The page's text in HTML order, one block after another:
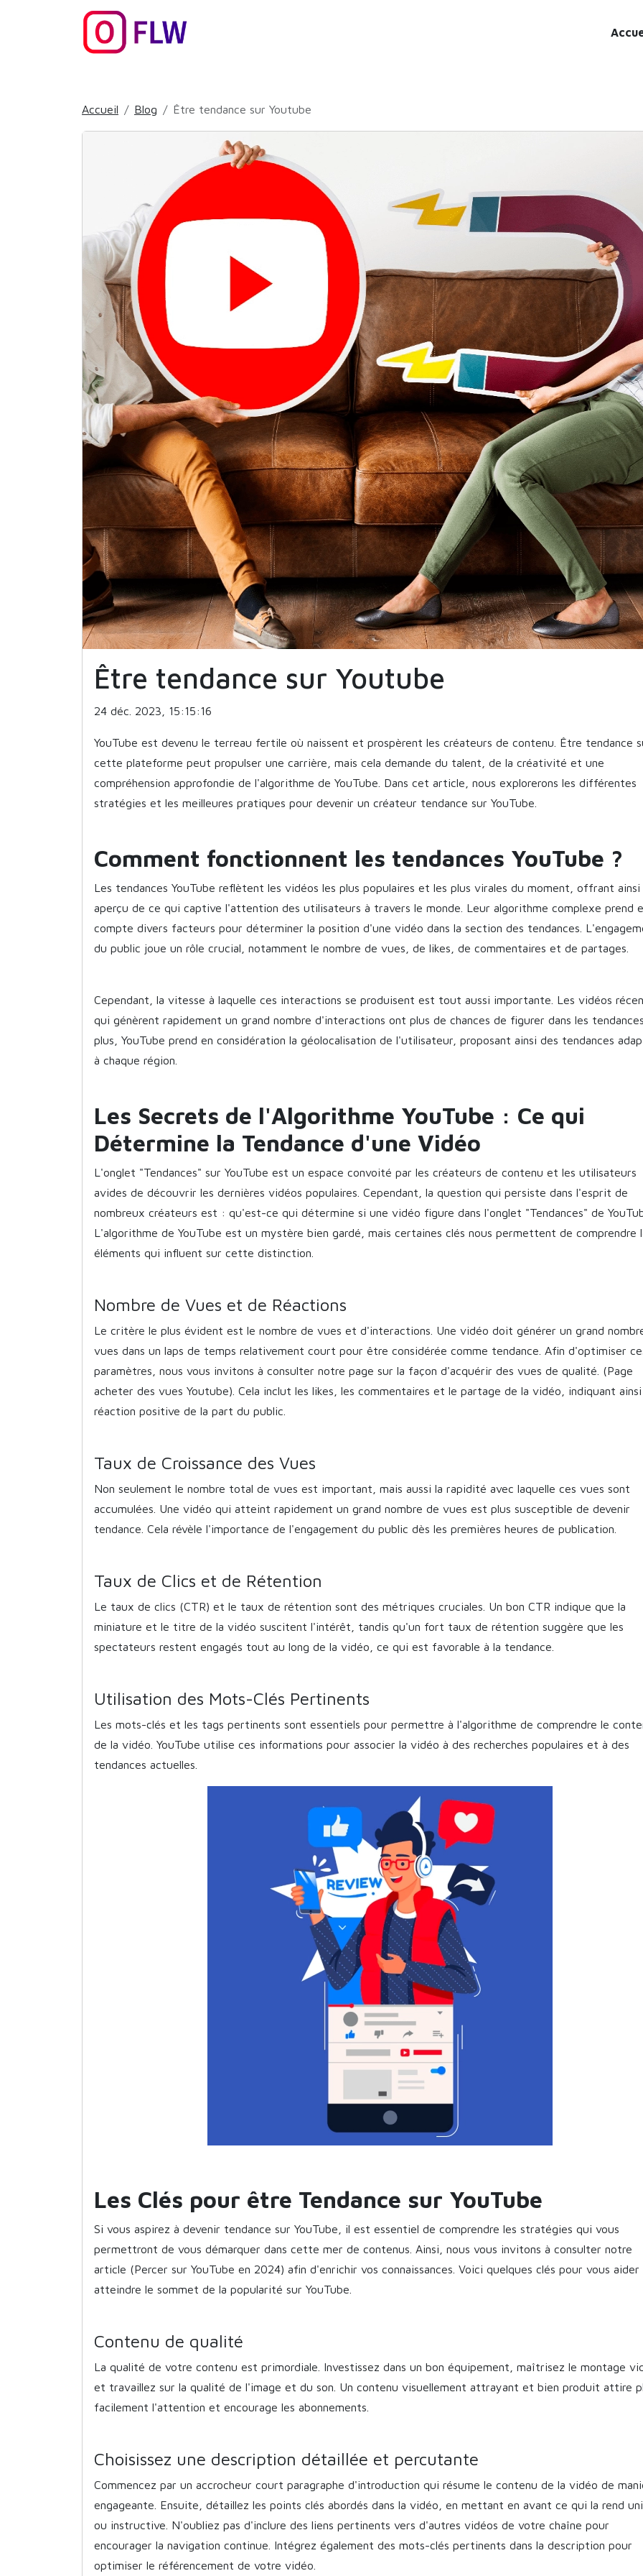
Accueil Blog Être tendance sur Youtube
Être tendance sur Youtube
24 déc. 2023, 15:15:16
YouTube est devenu le terreau fertile où naissent et prospèrent les créateurs de contenu. Être tendance
cette plateforme peut propulser une carrière, mais cela demande du talent, de la créativité et une
compréhension approfondie de l'algorithme de YouTube. Dans cet article, nous explorerons les différentes
stratégies et les meilleures pratiques pour devenir un créateur tendance sur YouTube.
Comment fonctionnent les tendances YouTube ?
Les tendances YouTube reflètent les vidéos les plus populaires et les plus virales du moment, offrant ainsi
aperçu de ce qui captive l'attention des utilisateurs à travers le monde. Leur algorithme complexe prend
compte divers facteurs pour déterminer la position d'une vidéo dans la section des tendances.
du public joue un rôle crucial, notamment le nombre de vues, de likes, de commentaires et de partages.
Cependant, la vitesse à laquelle ces interactions se produisent est tout aussi importante. Les vidéos
qui génèrent rapidement un grand nombre d'interactions ont plus de chances de figurer dans les
plus, YouTube prend en considération la géolocalisation de l'utilisateur, proposant ainsi des tendances
à chaque région.
Les Secrets de l'Algorithme YouTube : Ce qui
Détermine la Tendance d'une Vidéo
L'onglet "Tendances" sur YouTube est un espace convoité par les créateurs de contenu et les utilisateurs
avides de découvrir les dernières vidéos populaires. Cependant, la question qui persiste dans l'esprit de
nombreux créateurs est : qu'est-ce qui détermine si une vidéo figure dans l'onglet "Tendances" de
L'algorithme de YouTube est un mystère bien gardé, mais certaines clés nous permettent de comprendre
éléments qui influent sur cette distinction.
Nombre de Vues et de Réactions
Le critère le plus évident est le nombre de vues et d'interactions. Une vidéo doit générer un grand
vues dans un laps de temps relativement court pour être considérée comme tendance. Afin d'optimiser
paramètres, nous vous invitons à consulter notre page sur la façon d'acquérir des vues de qualité. (Page
acheter des vues Youtube). Cela inclut les likes, les commentaires et le partage de la vidéo, indiquant
réaction positive de la part du public.
Taux de Croissance des Vues
Non seulement le nombre total de vues est important, mais aussi la rapidité avec laquelle ces vues sont
accumulées. Une vidéo qui atteint rapidement un grand nombre de vues est plus susceptible de devenir
tendance. Cela révèle l'importance de l'engagement du public dès les premières heures de publication.
Taux de Clics et de Rétention
Le taux de clics (CTR) et le taux de rétention sont des métriques cruciales. Un bon CTR indique que la
miniature et le titre de la vidéo suscitent l'intérêt, tandis qu'un fort taux de rétention suggère que les
spectateurs restent engagés tout au long de la vidéo, ce qui est favorable à la tendance.
Utilisation des Mots-Clés Pertinents
Les mots-clés et les tags pertinents sont essentiels pour permettre à l'algorithme de comprendre le
de la vidéo. YouTube utilise ces informations pour associer la vidéo à des recherches populaires et à des
tendances actuelles.
Les Clés pour être Tendance sur YouTube
Si vous aspirez à devenir tendance sur YouTube, il est essentiel de comprendre les stratégies qui vous
permettront de vous démarquer dans cette mer de contenus. Ainsi, nous vous invitons à consulter notre
article (Percer sur YouTube en 2024) afin d'enrichir vos connaissances. Voici quelques clés pour vous aider
atteindre le sommet de la popularité sur YouTube.
Contenu de qualité
La qualité de votre contenu est primordiale. Investissez dans un bon équipement, maîtrisez le montage
et travaillez sur la qualité de l'image et du son. Un contenu visuellement attrayant et bien produit attire
facilement l'attention et encourage les abonnements.
Choisissez une description détaillée et percutante
Commencez par un accrocheur court paragraphe d'introduction qui résume le contenu de la vidéo de
engageante. Ensuite, détaillez les points clés abordés dans la vidéo, en mettant en avant ce qui la rend
ou instructive. N'oubliez pas d'inclure des liens pertinents vers d'autres vidéos de votre chaîne pour
encourager la navigation continue. Intégrez également des mots-clés pertinents dans la description pour
optimiser le référencement de votre vidéo.